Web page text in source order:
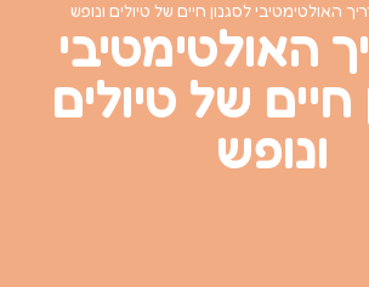
האולטימטיבי לסגנון חיים של טיולים ונופש
האולטימטיבי
חיים של טיולים
ונופש